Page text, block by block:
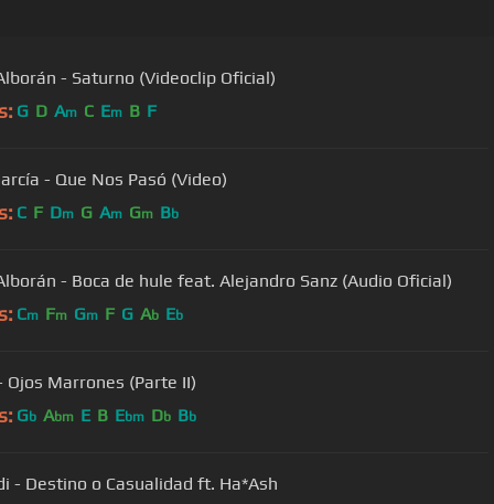
- Saturno (Videoclip Oficial)
G D Am C Em B F
- Que Nos Pasó (Video)
C F Dm G Am Gm Bb
- Boca de hule feat. Alejandro Sanz (Audio Oficial)
Cm Fm Gm F G Ab Eb
Ojos Marrones (Parte II)
Gb Abm E B Ebm Db Bb
- Destino o Casualidad ft. Ha*Ash